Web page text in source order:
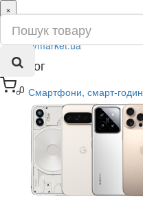
0
×
ru
ua
Каталог
Смартфони, смарт-